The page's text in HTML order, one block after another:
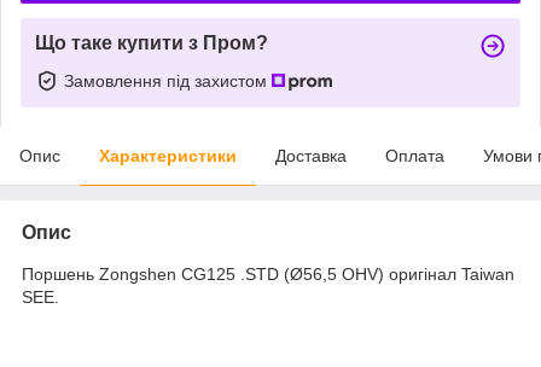
Що таке купити з Пром?
Замовлення під захистом
Опис Характеристики Доставка Оплата Умови
Опис
Поршень Zongshen CG125 .STD (Ø56,5 OHV) оригінал Taiwan
SEE.